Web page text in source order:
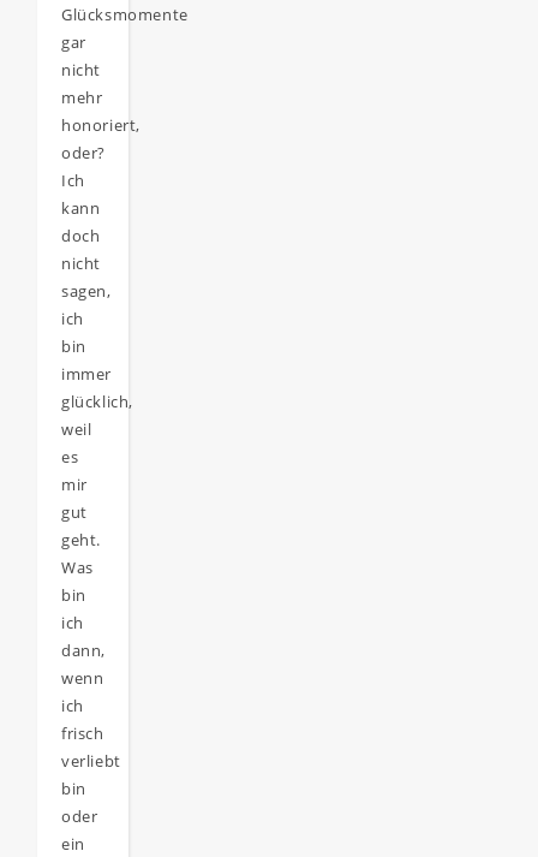
Glücksmomente
gar
nicht
mehr
honoriert,
oder?
Ich
kann
doch
nicht
sagen,
ich
bin
immer
glücklich,
weil
es
mir
gut
geht.
Was
bin
ich
dann,
wenn
ich
frisch
verliebt
bin
oder
ein